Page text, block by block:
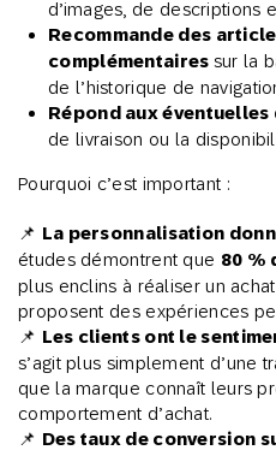
d’images, de descriptions
Recommande des
complémentaires sur la
de l’historique de
Répond aux éventuelles
de livraison ou la
Pourquoi c’est important :
📌 La personnalisation
études démontrent que 80 %
plus enclins à réaliser un
proposent des expériences
📌 Les clients ont le
s’agit plus simplement d’une
que la marque connaît leurs
comportement d’achat.
📌 Des taux de conversion